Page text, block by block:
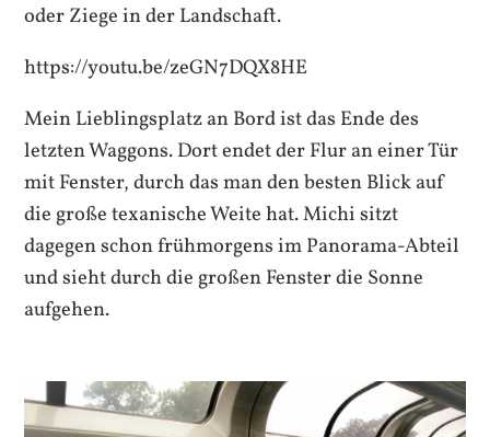
oder Ziege in der Landschaft.
https://youtu.be/zeGN7DQX8HE
Mein Lieblingsplatz an Bord ist das Ende des
letzten Waggons. Dort endet der Flur an einer Tür
mit Fenster, durch das man den besten Blick auf
die große texanische Weite hat. Michi sitzt
dagegen schon frühmorgens im Panorama-Abteil
und sieht durch die großen Fenster die Sonne
aufgehen.